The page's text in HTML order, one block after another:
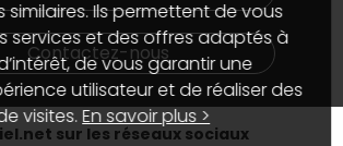
etcookies
conforme
Contactez-nous
sur les réseaux sociaux
Ils permettent de vous
services et des offres adaptés à
de vous garantir une
utilisateur et de réaliser des
visites.En savoir plus >